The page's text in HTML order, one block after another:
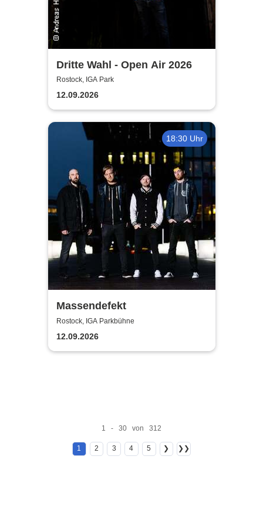
Dritte Wahl - Open Air 2026
Rostock, IGA Park
12.09.2026
18:30 Uhr
Massendefekt
Rostock, IGA Parkbühne
12.09.2026
1 - 30 von 312
1 2 3 4 5 ❯ ❯❯